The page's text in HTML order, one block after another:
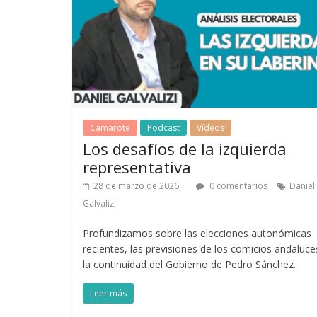
Camarote Podcast Vídeos
Los desafíos de la izquierda
representativa
28 de marzo de 2026 0 comentarios
Daniel
Galvalizi
Profundizamos sobre las elecciones autonómicas
recientes, las previsiones de los comicios
la continuidad del Gobierno de Pedro Sánchez.
Leer más